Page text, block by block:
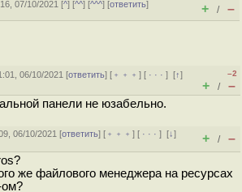
07/10/2021 [^] [^^] [^^^] [ответить]
+ / –
06/10/2021 [ответить] [ ﹢﹢﹢] [ · · ·][↑]
–2
+ / –
панели не юзабельно.
06/10/2021 [ответить] [ ﹢﹢﹢] [ · · ·][↓]
+ / –
же файлового менеджера на ресурсах
ом?